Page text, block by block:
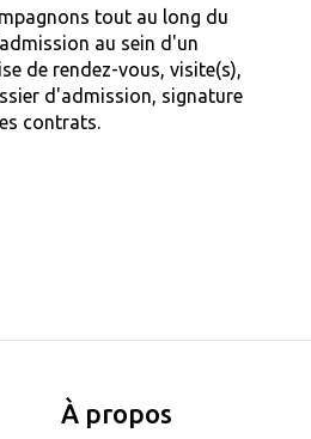
tout au long du
au sein d'un
de rendez-vous, visite(s),
d'admission, signature
contrats.
À propos